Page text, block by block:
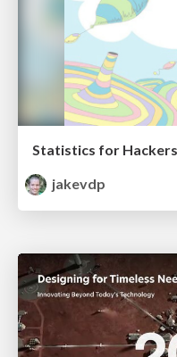
Statistics for Hackers
jakevdp